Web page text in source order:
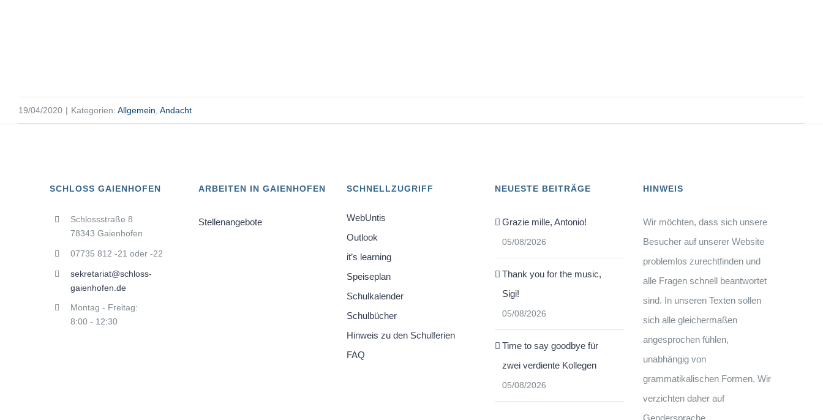
19/04/2020 | Kategorien: Allgemein Andacht
SCHLOSS GAIENHOFEN
Schlossstraße 8
78343 Gaienhofen
07735 812 -21 oder -22
sekretariat@schloss-
gaienhofen.de
Montag - Freitag:
8:00 - 12:30
ARBEITEN IN GAIENHOFEN
Stellenangebote
SCHNELLZUGRIFF
WebUntis
Outlook
it’s learning
Speiseplan
Schulkalender
Schulbücher
Hinweis zu den Schulferien
FAQ
NEUESTE BEITRÄGE
Grazie mille, Antonio!
05/08/2026
Thank you for the music,
Sigi!
05/08/2026
Time to say goodbye für
zwei verdiente Kollegen
05/08/2026
HINWEIS
Wir möchten, dass sich unsere
Besucher auf unserer Website
problemlos zurechtfinden und
alle Fragen schnell beantwortet
sind. In unseren Texten sollen
sich alle gleichermaßen
angesprochen fühlen,
unabhängig von
grammatikalischen Formen. Wir
verzichten daher auf
Gendersprache.